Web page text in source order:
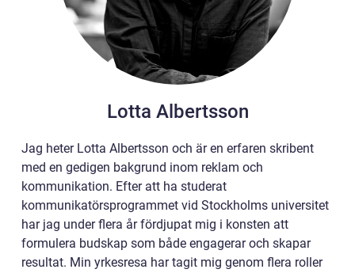
Lotta Albertsson
Jag heter Lotta Albertsson och är en erfaren skribent
med en gedigen bakgrund inom reklam och
kommunikation. Efter att ha studerat
kommunikatörsprogrammet vid Stockholms universitet
har jag under flera år fördjupat mig i konsten att
formulera budskap som både engagerar och skapar
resultat. Min yrkesresa har tagit mig genom flera roller